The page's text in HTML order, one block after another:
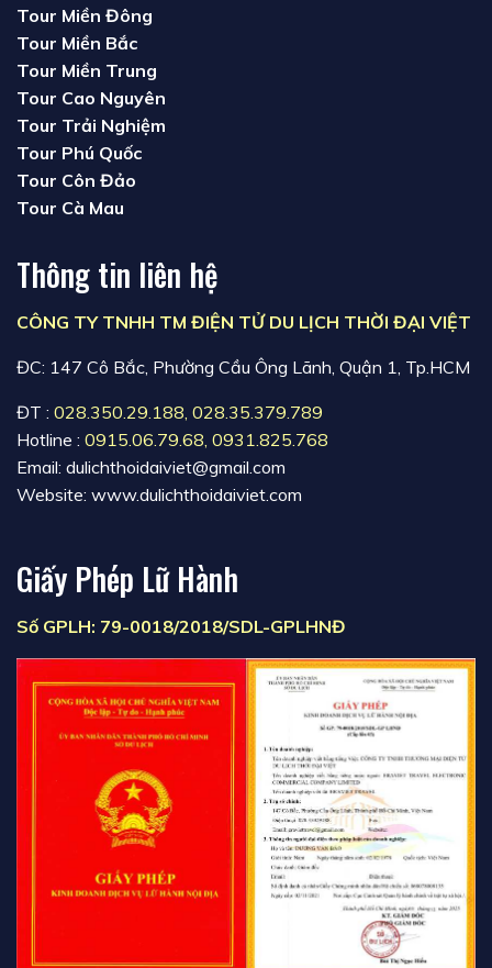
Tour Miền Đông
Tour Miền Bắc
Tour Miền Trung
Tour Cao Nguyên
Tour Trải Nghiệm
Tour Phú Quốc
Tour Côn Đảo
Tour Cà Mau
Thông tin liên hệ
CÔNG TY TNHH TM ĐIỆN TỬ DU LỊCH THỜI ĐẠI VIỆT
ĐC: 147 Cô Bắc, Phường Cầu Ông Lãnh, Quận 1, Tp.HCM
ĐT : 028.350.29.188, 028.35.379.789
Hotline : 0915.06.79.68, 0931.825.768
Email: dulichthoidaiviet@gmail.com
Website: www.dulichthoidaiviet.com
Giấy Phép Lữ Hành
Số GPLH: 79-0018/2018/SDL-GPLHNĐ